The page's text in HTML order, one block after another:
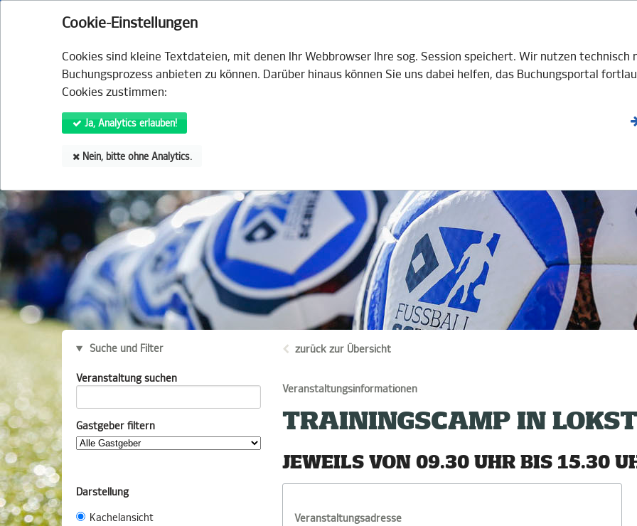
Cookie-Einstellungen
Cookies sind kleine Textdateien, mit denen Ihr Webbrowser Ihre sog. Session speichert. Wir nutzen
Buchungsprozess anbieten zu können. Darüber hinaus können Sie uns dabei helfen, das Buchungsportal
Cookies zustimmen:
Ja, Analytics erlauben!
Nein, bitte ohne Analytics.
Suche und Filter
Veranstaltung suchen
Gastgeber filtern
Darstellung
Kachelansicht
zurück zur Übersicht
Veranstaltungsinformationen
TRAININGSCAMP IN
JEWEILS VON 09.30 UHR BIS 15.30
Veranstaltungsadresse